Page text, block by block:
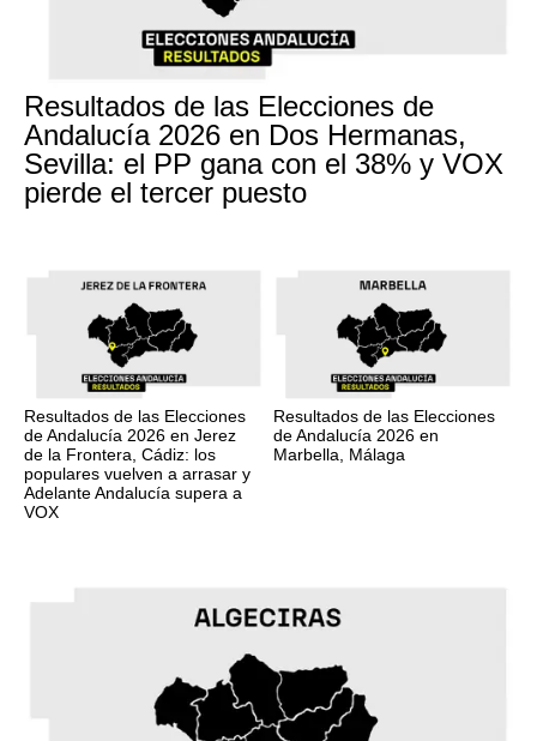
Resultados de las Elecciones de
Andalucía 2026 en Dos Hermanas,
Sevilla: el PP gana con el 38% y VOX
pierde el tercer puesto
Resultados de las Elecciones
de Andalucía 2026 en Jerez
de la Frontera, Cádiz: los
populares vuelven a arrasar y
Adelante Andalucía supera a
VOX
Resultados de las Elecciones
de Andalucía 2026 en
Marbella, Málaga